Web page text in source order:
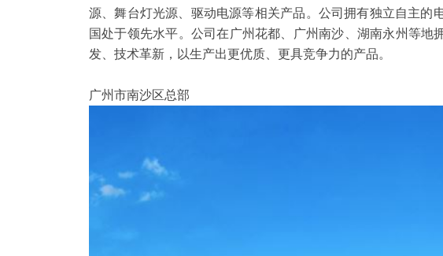
源、舞台灯光源、驱动电源等相关产品。公司拥有独立自主的
国处于领先水平。公司在广州花都、广州南沙、湖南永州等
发、技术革新，以生产出更优质、更具竞争力的产品。
广州市南沙区总部